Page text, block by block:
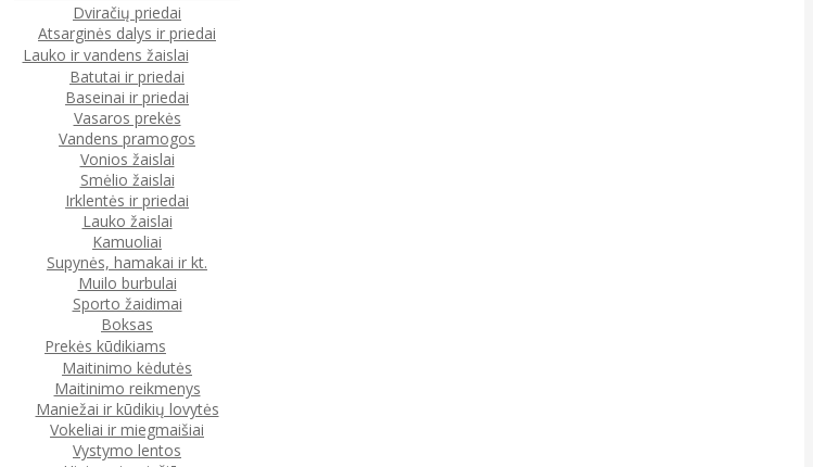
Dviračių priedai
Atsarginės dalys ir priedai
Lauko ir vandens žaislai
Batutai ir priedai
Baseinai ir priedai
Vasaros prekės
Vandens pramogos
Vonios žaislai
Smėlio žaislai
Irklentės ir priedai
Lauko žaislai
Kamuoliai
Supynės, hamakai ir kt.
Muilo burbulai
Sporto žaidimai
Boksas
Prekės kūdikiams
Maitinimo kėdutės
Maitinimo reikmenys
Maniežai ir kūdikių lovytės
Vokeliai ir miegmaišiai
Vystymo lentos